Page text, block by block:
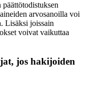
arvosanoilla voi
Lisäksi joissain
voivat vaikuttaa
jos hakijoiden